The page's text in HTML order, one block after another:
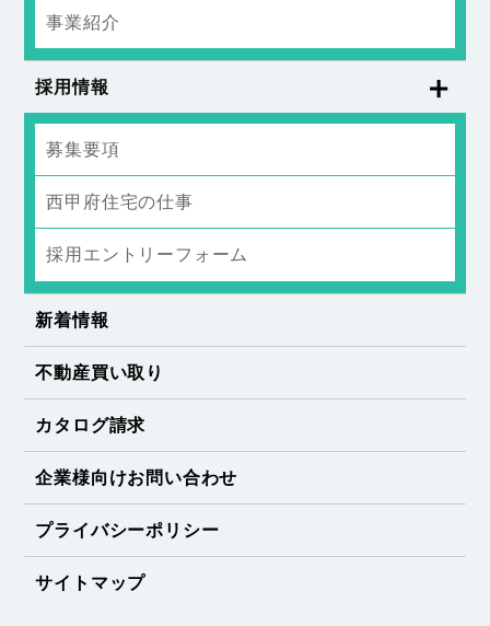
事業紹介
採用情報
募集要項
西甲府住宅の仕事
採用エントリーフォーム
新着情報
不動産買い取り
カタログ請求
企業様向けお問い合わせ
プライバシーポリシー
サイトマップ